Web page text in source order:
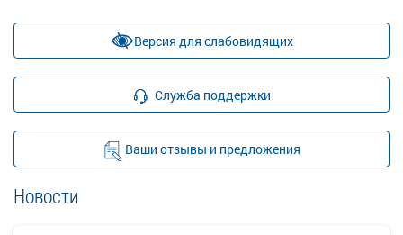
Версия для слабовидящих
Служба поддержки
Ваши отзывы и предложения
Новости